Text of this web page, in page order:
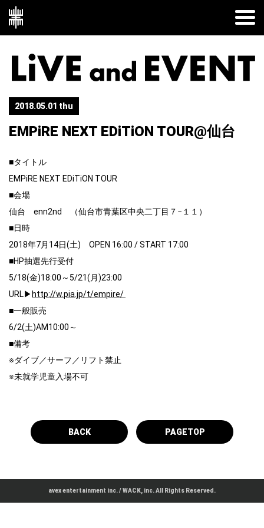
2018.05.01 thu
EMPiRE NEXT EDiTiON TOUR@仙台
■タイトル
EMPiRE NEXT EDiTiON TOUR
■会場
仙台 enn2nd （仙台市青葉区中央二丁目７−１１）
■日時
2018年7月14日(土) OPEN 16:00 /START 17:00
■HP抽選先行受付
5/18(金)18:00～5/21(月)23:00
URL▶ http://w.pia.jp/t/empire/
■一般販売
6/2(土)AM10:00～
■備考
※ダイブ／サーフ／リフト禁止
※未就学児童入場不可
BACK PAGETOP
avex entertainment inc. / WACK, inc. All Rights Reserved.